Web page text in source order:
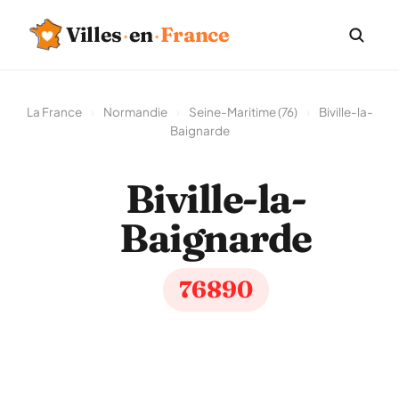
Villes·en·France
La France Normandie Seine-Maritime (76)
Biville-la-
Baignarde
Biville-la-
Baignarde
76890